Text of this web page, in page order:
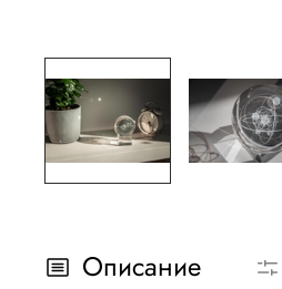
Описание